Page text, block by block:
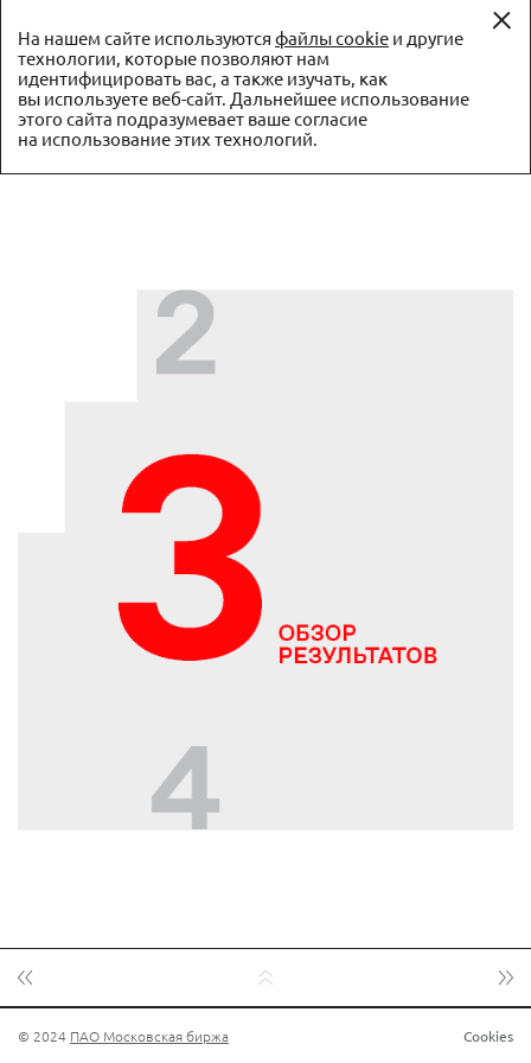
Годовой отчет ПАО Московская Биржа за 2023 г.
EN
© 2024 ПАО Московская биржа Cookies
На нашем сайте используются файлы cookie и другие
технологии, которые позволяют нам
идентифицировать вас, а также изучать, как
вы используете веб-сайт. Дальнейшее использование
этого сайта подразумевает ваше согласие
на использование этих технологий.